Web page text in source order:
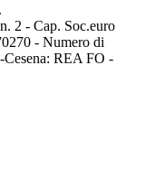
2 - Cap. Soc.euro
- Numero di
REA FO -